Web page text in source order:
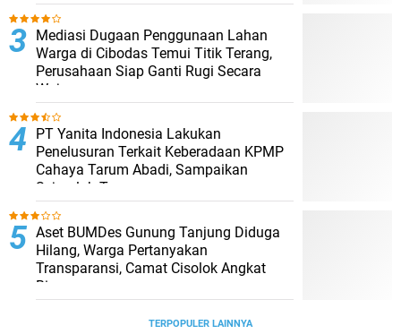
Mediasi Dugaan Penggunaan Lahan
Warga di Cibodas Temui Titik Terang,
Perusahaan Siap Ganti Rugi Secara
Wajar
PT Yanita Indonesia Lakukan
Penelusuran Terkait Keberadaan KPMP
Cahaya Tarum Abadi, Sampaikan
Sejumlah Temuan
Aset BUMDes Gunung Tanjung Diduga
Hilang, Warga Pertanyakan
Transparansi, Camat Cisolok Angkat
Bicara
TERPOPULER LAINNYA